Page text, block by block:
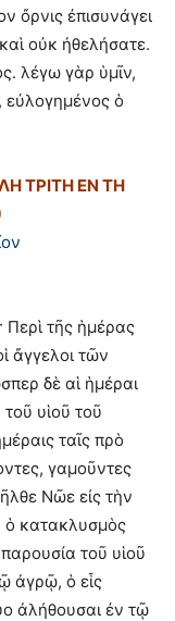
ὄρνις ἐπισυνάγει
οὐκ ἠθελήσατε.
λέγω γὰρ ὑμῖν,
εὐλογημένος ὁ
ΤΡΙΤΗ ΕΝ ΤΗ
Περὶ τῆς ἡμέρας
ἄγγελοι τῶν
δὲ αἱ ἡμέραι
υἱοῦ τοῦ
ταῖς πρὸ
γαμοῦντες
Νῶε εἰς τὴν
ὁ κατακλυσμὸς
τοῦ υἱοῦ
ἀγρῷ, ὁ εἷς
ἀλήθουσαι ἐν τῷ